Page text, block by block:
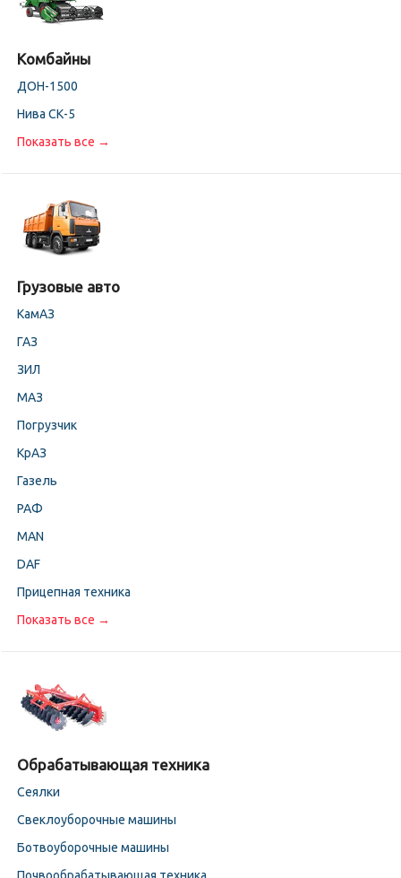
Комбайны
ДОН-1500
Нива СК-5
Показать все →
Грузовые авто
КамАЗ
ГАЗ
ЗИЛ
МАЗ
Погрузчик
КрАЗ
Газель
РАФ
MAN
DAF
Прицепная техника
Показать все →
Обрабатывающая техника
Сеялки
Свеклоуборочные машины
Ботвоуборочные машины